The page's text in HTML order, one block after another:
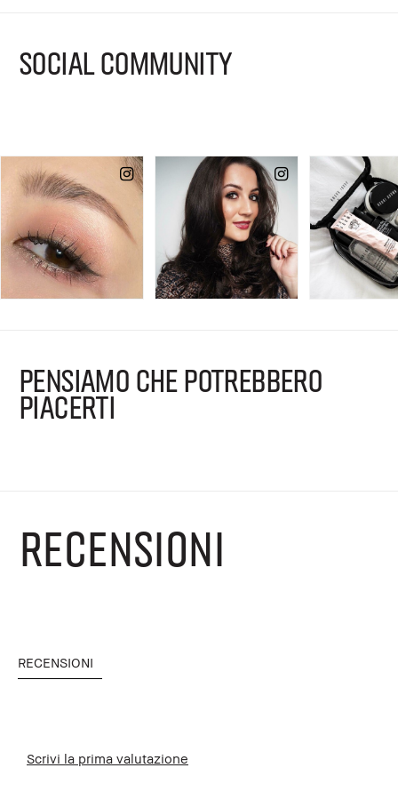
SOCIAL COMMUNITY
PENSIAMO CHE POTREBBERO
PIACERTI
RECENSIONI
RECENSIONI
Scrivi la prima valutazione